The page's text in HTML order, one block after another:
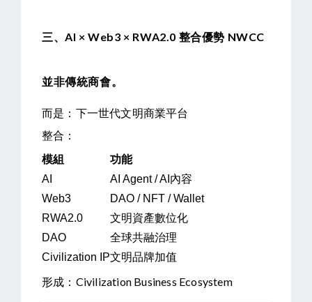
三、AI × Web3 × RWA2.0 整合優勢 NWCC
並非傳統商會。
而是： 下一世代文明商業平台
整合：
模組
功能
AI
AI Agent / AI內容
Web3
DAO / NFT / Wallet
RWA2.0
文明資產數位化
DAO
全球共融治理
Civilization IP文明品牌加值
形成： Civilization Business Ecosystem